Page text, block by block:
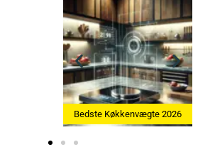
2026 Bedste Køkkenvægte 2026